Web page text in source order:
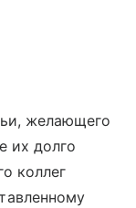
желающего
их долго
коллег